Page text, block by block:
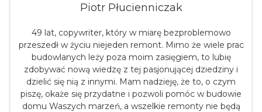
Piotr Płucienniczak
49 lat, copywriter, który w miarę bezproblemowo
przeszedł w życiu niejeden remont. Mimo że wiele prac
budowlanych leży poza moim zasięgiem, to lubię
zdobywać nową wiedzę z tej pasjonującej dziedziny i
dzielić się nią z innymi. Mam nadzieję, że to, o czym
piszę, okaże się przydatne i pozwoli pomóc w budowie
domu Waszych marzeń, a wszelkie remonty nie będą